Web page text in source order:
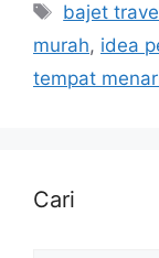
Tags
bajet
murah, idea
tempat
Cari